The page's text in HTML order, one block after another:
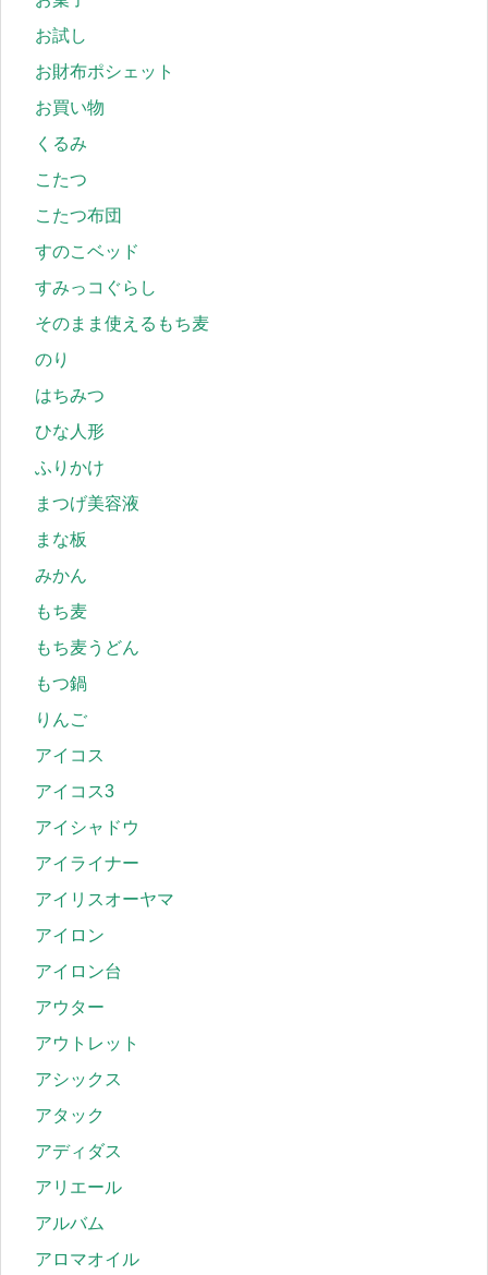
お試し
お財布ポシェット
お買い物
くるみ
こたつ
こたつ布団
すのこベッド
すみっコぐらし
そのまま使えるもち麦
のり
はちみつ
ひな人形
ふりかけ
まつげ美容液
まな板
みかん
もち麦
もち麦うどん
もつ鍋
りんご
アイコス
アイコス3
アイシャドウ
アイライナー
アイリスオーヤマ
アイロン
アイロン台
アウター
アウトレット
アシックス
アタック
アディダス
アリエール
アルバム
アロマオイル